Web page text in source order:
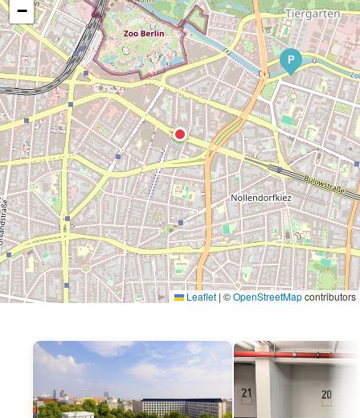
P
−
Leaflet | ©OpenStreetMapcontributors